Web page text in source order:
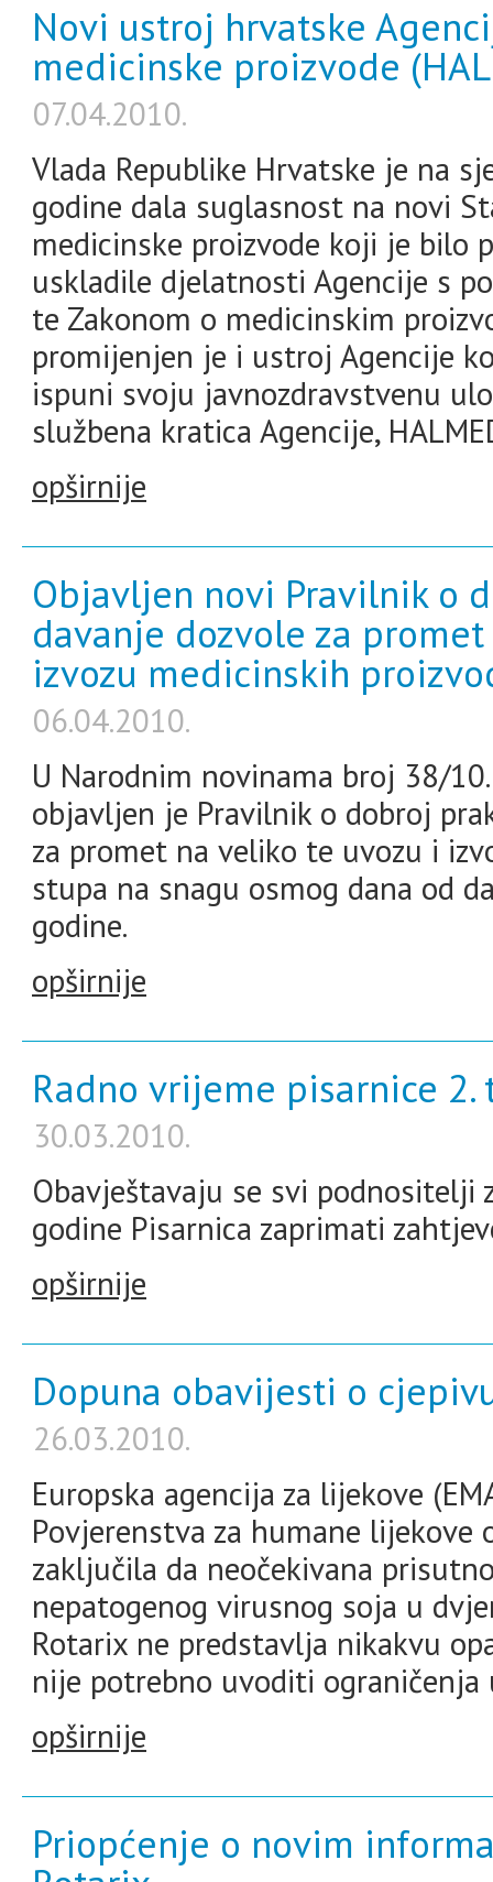
Novi ustroj hrvatske
medicinske proizvode
07.04.2010.
Vlada Republike Hrvatske je na
godine dala suglasnost na novi
medicinske proizvode koji je bilo
uskladile djelatnosti Agencije s
te Zakonom o medicinskim
promijenjen je i ustroj Agencije
ispuni svoju javnozdravstvenu
službena kratica Agencije,
opširnije
Objavljen novi Pravilnik o
davanje dozvole za
izvozu medicinskih
06.04.2010.
U Narodnim novinama broj 38/
objavljen je Pravilnik o dobroj
za promet na veliko te uvozu i
stupa na snagu osmog dana od
godine.
opširnije
Radno vrijeme pisarnice
30.03.2010.
Obavještavaju se svi podnositelji
godine Pisarnica zaprimati
opširnije
Dopuna obavijesti o
26.03.2010.
Europska agencija za lijekove
Povjerenstva za humane lijekove
zaključila da neočekivana
nepatogenog virusnog soja u
Rotarix ne predstavlja nikakvu
nije potrebno uvoditi ograničenja
opširnije
Priopćenje o novim